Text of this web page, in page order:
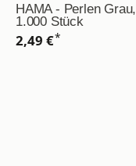
HAMA - Perlen Grau,
1.000 Stück
2,49 €*